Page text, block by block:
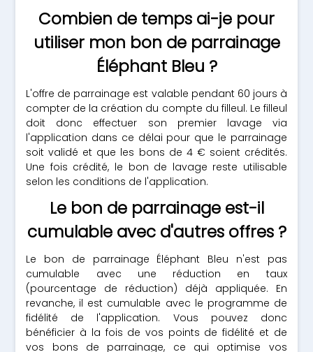
Combien de temps ai-je pour
utiliser mon bon de parrainage
Éléphant Bleu ?
L'offre de parrainage est valable pendant 60 jours à
compter de la création du compte du filleul. Le filleul
doit donc effectuer son premier lavage via
l'application dans ce délai pour que le parrainage
soit validé et que les bons de 4 € soient crédités.
Une fois crédité, le bon de lavage reste utilisable
selon les conditions de l'application.
Le bon de parrainage est-il
cumulable avec d'autres offres ?
Le bon de parrainage Éléphant Bleu n'est pas
cumulable avec une réduction en taux
(pourcentage de réduction) déjà appliquée. En
revanche, il est cumulable avec le programme de
fidélité de l'application. Vous pouvez donc
bénéficier à la fois de vos points de fidélité et de
vos bons de parrainage, ce qui optimise vos